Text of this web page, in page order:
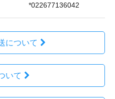
*022677136042
について
いて